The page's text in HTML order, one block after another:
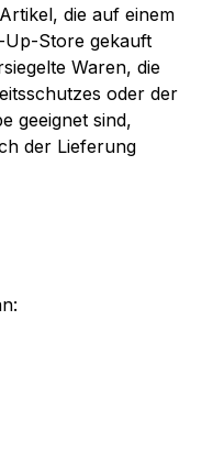
die auf einem
Up-Store gekauft
Waren, die
oder der
geeignet sind,
der Lieferung